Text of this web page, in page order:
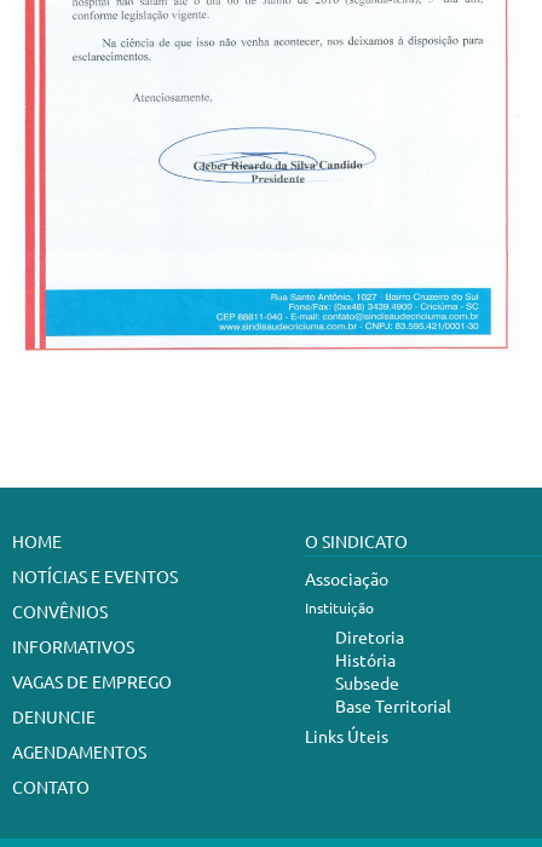
HOME
NOTÍCIAS E EVENTOS
CONVÊNIOS
INFORMATIVOS
VAGAS DE EMPREGO
DENUNCIE
AGENDAMENTOS
CONTATO
O SINDICATO
Associação
Instituição
Diretoria
História
Subsede
Base Territorial
Links Úteis